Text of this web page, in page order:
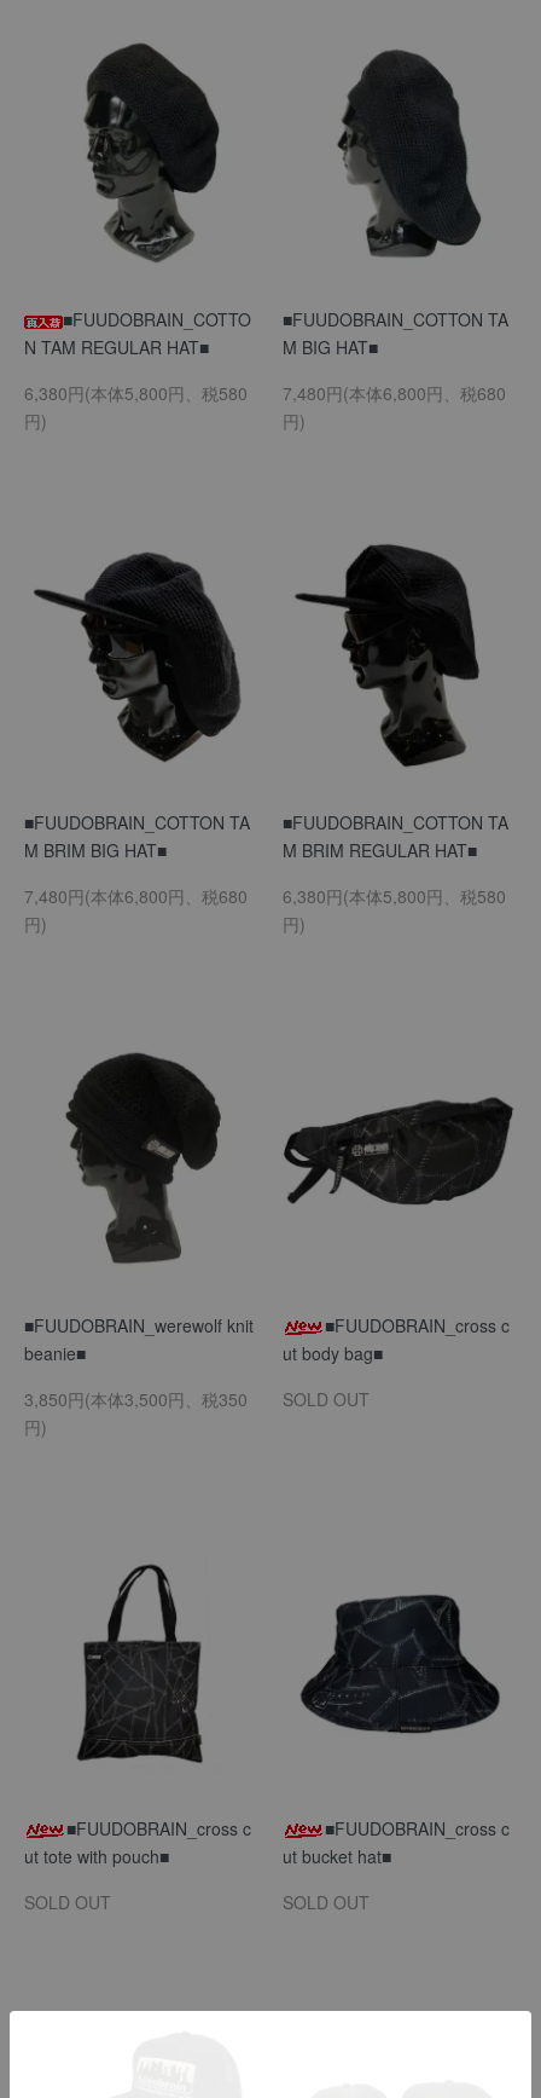
■FUUDOBRAIN_COTTO
N TAM REGULAR HAT■
6,380円(本体5,800円、税580
円)
■FUUDOBRAIN_COTTON TA
M BIG HAT■
7,480円(本体6,800円、税680
円)
■FUUDOBRAIN_COTTON TA
M BRIM BIG HAT■
7,480円(本体6,800円、税680
円)
■FUUDOBRAIN_COTTON TA
M BRIM REGULAR HAT■
6,380円(本体5,800円、税580
円)
■FUUDOBRAIN_werewolf knit
beanie■
3,850円(本体3,500円、税350
円)
■FUUDOBRAIN_cross c
ut body bag■
SOLD OUT
■FUUDOBRAIN_cross c
ut tote with pouch■
SOLD OUT
■FUUDOBRAIN_cross c
ut bucket hat■
SOLD OUT